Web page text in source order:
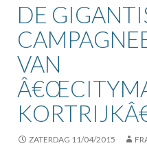
DE
VAN
ZATERDAG 11/04/2015